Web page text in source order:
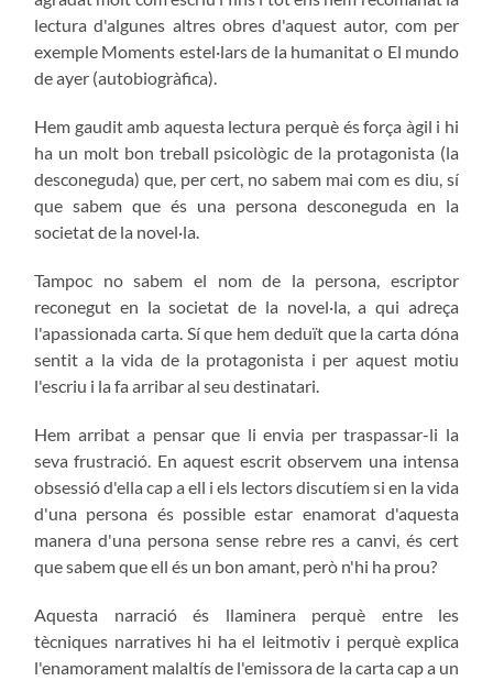
lectura d'algunes altres obres d'aquest autor, com per
exemple Moments estel·lars de la humanitat o El mundo
de ayer (autobiogràfica).
Hem gaudit amb aquesta lectura perquè és força àgil i hi
ha un molt bon treball psicològic de la protagonista (la
desconeguda) que, per cert, no sabem mai com es diu, sí
que sabem que és una persona desconeguda en la
societat de la novel·la.
Tampoc no sabem el nom de la persona, escriptor
reconegut en la societat de la novel·la, a qui adreça
l'apassionada carta. Sí que hem deduït que la carta dóna
sentit a la vida de la protagonista i per aquest motiu
l'escriu i la fa arribar al seu destinatari.
Hem arribat a pensar que li envia per traspassar-li la
seva frustració. En aquest escrit observem una intensa
obsessió d'ella cap a ell i els lectors discutíem si en la vida
d'una persona és possible estar enamorat d'aquesta
manera d'una persona sense rebre res a canvi, és cert
que sabem que ell és un bon amant, però n'hi ha prou?
Aquesta narració és llaminera perquè entre les
tècniques narratives hi ha el leitmotiv i perquè explica
l'enamorament malaltís de l'emissora de la carta cap a un